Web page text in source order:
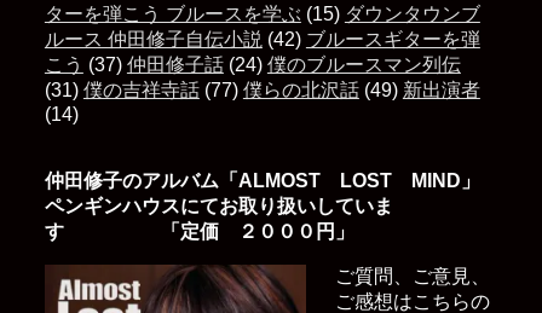
ターを弾こう ブルースを学ぶ (15) ダウンタウンブ
ルース 仲田修子自伝小説 (42) ブルースギターを弾
こう (37) 仲田修子話(24) 僕のブルースマン列伝
(31) 僕の吉祥寺話(77) 僕らの北沢話(49) 新出演者
(14)
仲田修子のアルバム「ALMOST LOST MIND」
ペンギンハウスにてお取り扱いしていま
す 「定価 ２０００円」
ご質問、ご意見、
ご感想はこちらの